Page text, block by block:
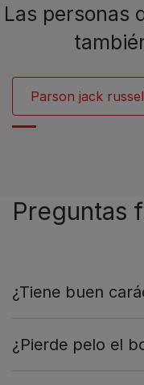
Las personas
Parson jack
Preguntas
¿Tiene buen
¿Pierde pelo el